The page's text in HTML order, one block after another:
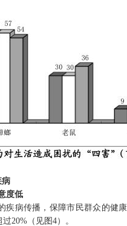
病
度低
病传播，保障市民群众的健
20%（见图4）。